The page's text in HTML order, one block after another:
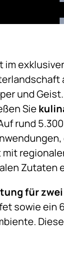
im
und
Sie k
rund
Zutaten
für
sowie ein